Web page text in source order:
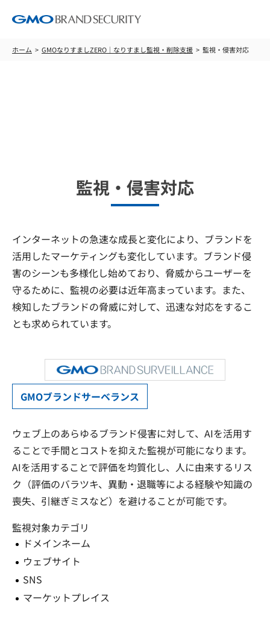
ホーム GMOなりすましZERO｜なりすまし監視・削除支援 監視・侵害対応
監視・侵害対応
インターネットの急速な成長と変化により、ブランドを
活用したマーケティングも変化しています。ブランド侵
害のシーンも多様化し始めており、脅威からユーザーを
守るために、監視の必要は近年高まっています。また、
検知したブランドの脅威に対して、迅速な対応をするこ
とも求められています。
GMOブランドサーベランス
ウェブ上のあらゆるブランド侵害に対して、AIを活用す
ることで手間とコストを抑えた監視が可能になります。
AIを活用することで評価を均質化し、人に由来するリス
ク（評価のバラツキ、異動・退職等による経験や知識の
喪失、引継ぎミスなど）を避けることが可能です。
監視対象カテゴリ
ドメインネーム
ウェブサイト
SNS
マーケットプレイス